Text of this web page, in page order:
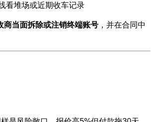
看堆场或近期收车记录
商当面拆除或注销终端账号 ，并在合同中